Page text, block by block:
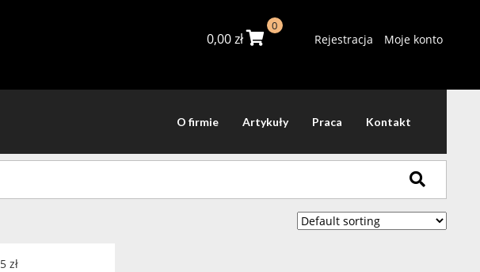
0,00zł
0
Rejestracja Moje konto
O firmie Artykuły Praca Kontakt
zł